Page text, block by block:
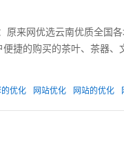
原来网优选云南优质全国
便捷的购买的茶叶、茶器
优化 网站优化 网站的优化